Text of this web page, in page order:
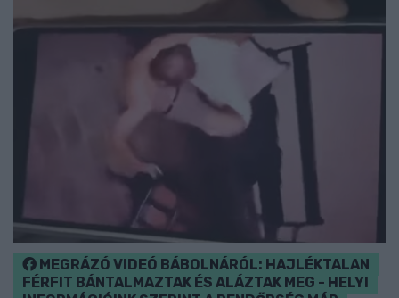
MEGRÁZÓ VIDEÓ BÁBOLNÁRÓL: HAJLÉKTALAN
FÉRFIT BÁNTALMAZTAK ÉS ALÁZTAK MEG - HELYI